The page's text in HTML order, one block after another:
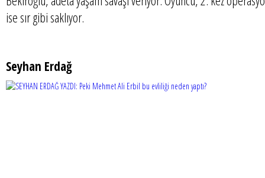
ise sır gibi saklıyor.
Seyhan Erdağ